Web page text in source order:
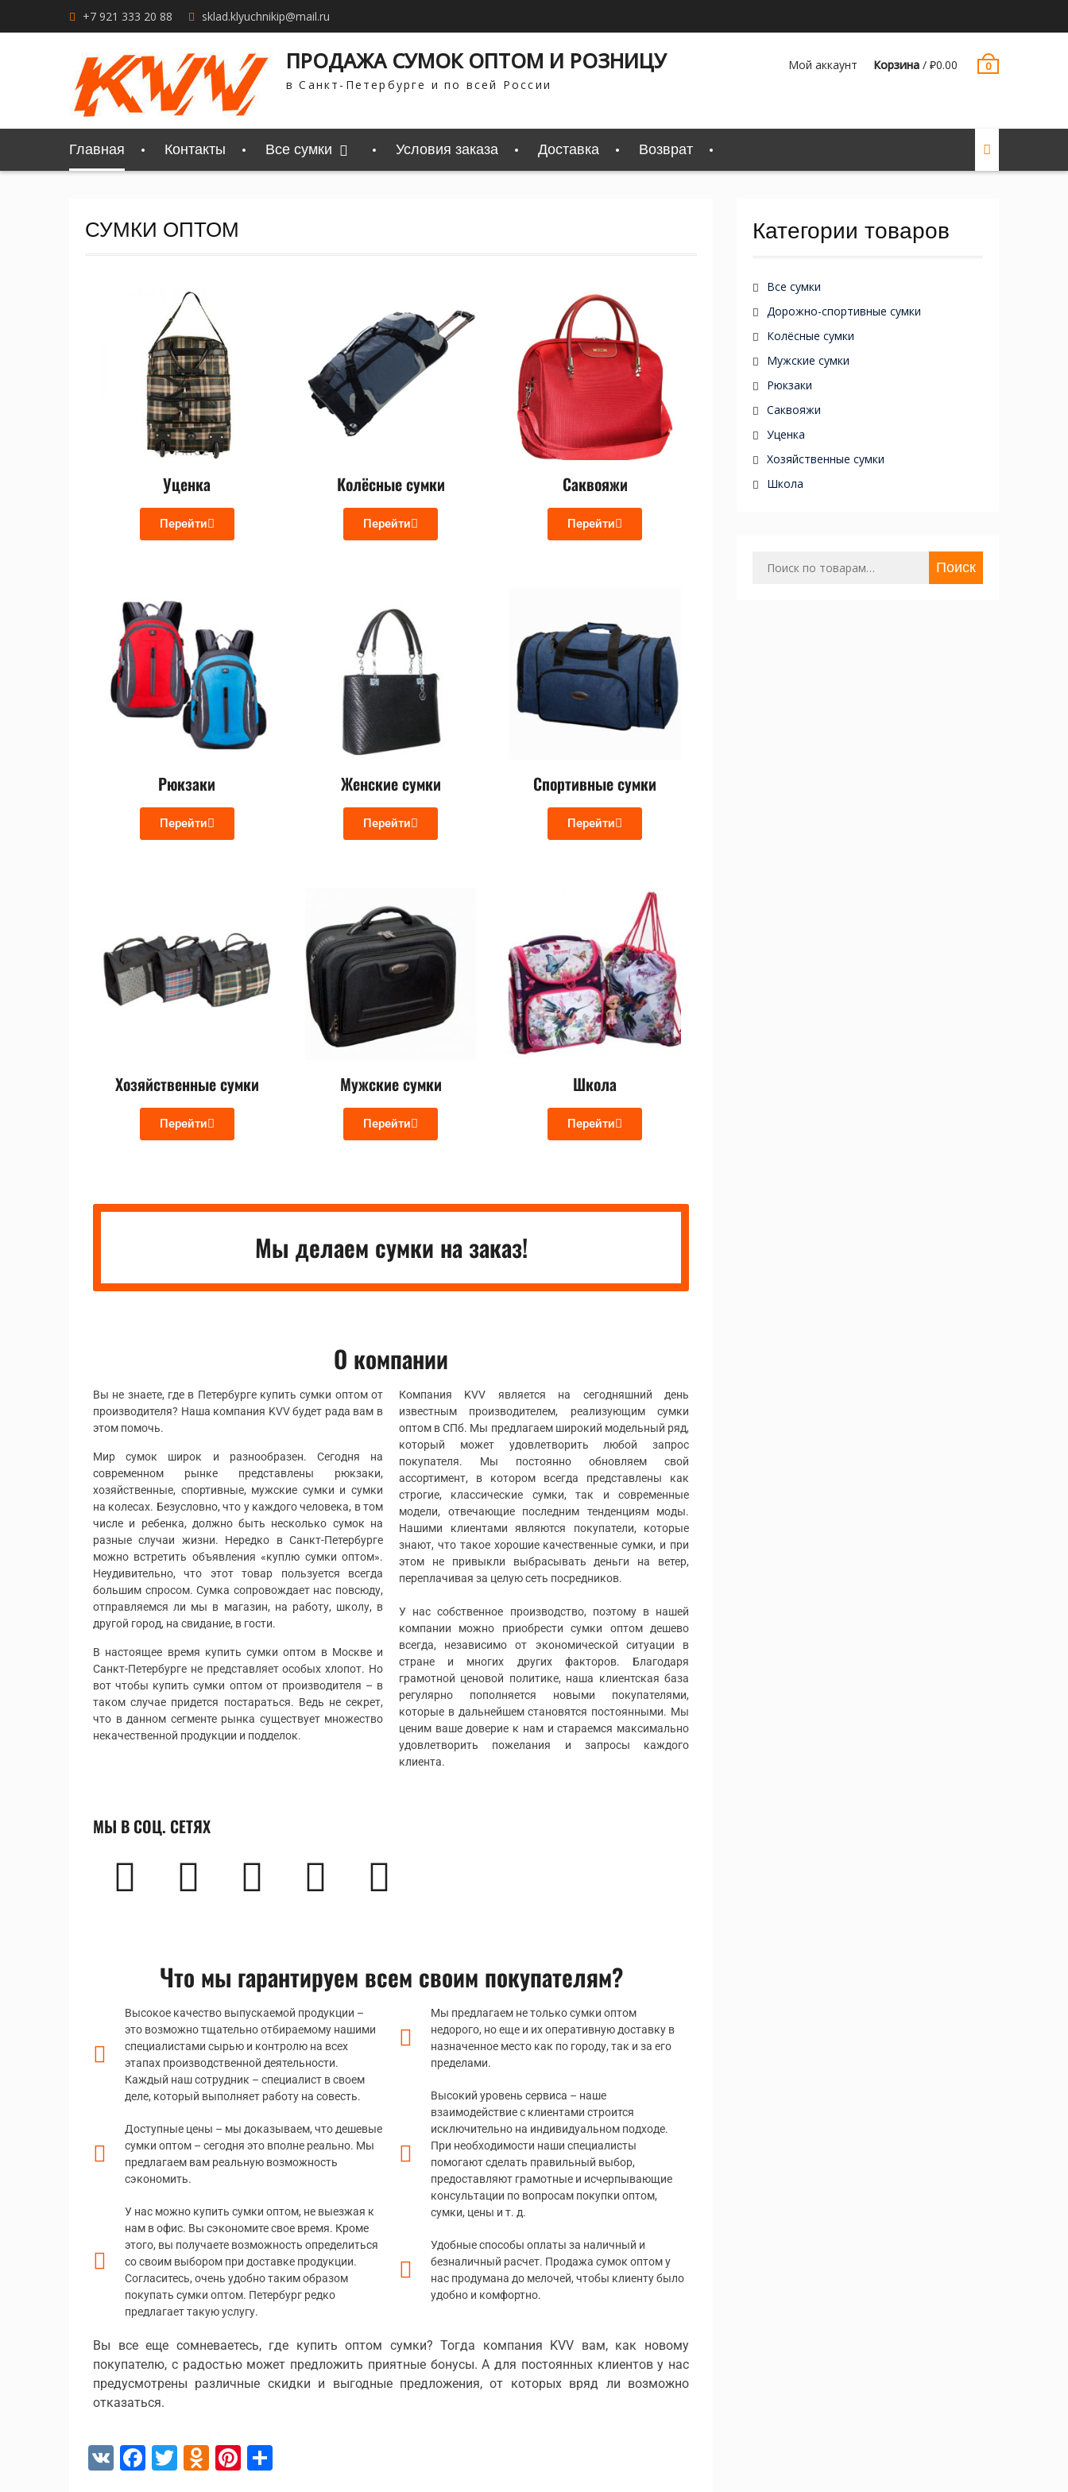
+7 921 333 20 88 sklad.klyuchnikip@mail.ru
ПРОДАЖА СУМОК ОПТОМ И РОЗНИЦУ
в Санкт-Петербурге и по всей России
Мой аккаунт Корзина / ₽0.00 0
Главная Контакты Все сумки Условия заказа Доставка Возврат
СУМКИ ОПТОМ
Уценка
Перейти
Колёсные сумки
Перейти
Саквояжи
Перейти
Рюкзаки
Перейти
Женские сумки
Перейти
Спортивные сумки
Перейти
Хозяйственные сумки
Перейти
Мужские сумки
Перейти
Школа
Перейти
Мы делаем сумки на заказ!
О компании
Вы не знаете, где в Петербурге купить сумки оптом от
производителя? Наша компания KVV будет рада вам в
этом помочь.
Мир сумок широк и разнообразен. Сегодня на
современном рынке представлены рюкзаки,
хозяйственные, спортивные, мужские сумки и сумки
на колесах. Безусловно, что у каждого человека, в том
числе и ребенка, должно быть несколько сумок на
разные случаи жизни. Нередко в Санкт-Петербурге
можно встретить объявления «куплю сумки оптом».
Неудивительно, что этот товар пользуется всегда
большим спросом. Сумка сопровождает нас повсюду,
отправляемся ли мы в магазин, на работу, школу, в
другой город, на свидание, в гости.
В настоящее время купить сумки оптом в Москве и
Санкт-Петербурге не представляет особых хлопот. Но
вот чтобы купить сумки оптом от производителя – в
таком случае придется постараться. Ведь не секрет,
что в данном сегменте рынка существует множество
некачественной продукции и подделок.
Компания KVV является на сегодняшний день
известным производителем, реализующим сумки
оптом в СПб. Мы предлагаем широкий модельный ряд,
который может удовлетворить любой запрос
покупателя. Мы постоянно обновляем свой
ассортимент, в котором всегда представлены как
строгие, классические сумки, так и современные
модели, отвечающие последним тенденциям моды.
Нашими клиентами являются покупатели, которые
знают, что такое хорошие качественные сумки, и при
этом не привыкли выбрасывать деньги на ветер,
переплачивая за целую сеть посредников.
У нас собственное производство, поэтому в нашей
компании можно приобрести сумки оптом дешево
всегда, независимо от экономической ситуации в
стране и многих других факторов. Благодаря
грамотной ценовой политике, наша клиентская база
регулярно пополняется новыми покупателями,
которые в дальнейшем становятся постоянными. Мы
ценим ваше доверие к нам и стараемся максимально
удовлетворить пожелания и запросы каждого
клиента.
МЫ В СОЦ. СЕТЯХ
Что мы гарантируем всем своим покупателям?
Высокое качество выпускаемой продукции –
это возможно тщательно отбираемому нашими
специалистами сырью и контролю на всех
этапах производственной деятельности.
Каждый наш сотрудник – специалист в своем
деле, который выполняет работу на совесть.
Доступные цены – мы доказываем, что дешевые
сумки оптом – сегодня это вполне реально. Мы
предлагаем вам реальную возможность
сэкономить.
У нас можно купить сумки оптом, не выезжая к
нам в офис. Вы сэкономите свое время. Кроме
этого, вы получаете возможность определиться
со своим выбором при доставке продукции.
Согласитесь, очень удобно таким образом
покупать сумки оптом. Петербург редко
предлагает такую услугу.
Мы предлагаем не только сумки оптом
недорого, но еще и их оперативную доставку в
назначенное место как по городу, так и за его
пределами.
Высокий уровень сервиса – наше
взаимодействие с клиентами строится
исключительно на индивидуальном подходе.
При необходимости наши специалисты
помогают сделать правильный выбор,
предоставляют грамотные и исчерпывающие
консультации по вопросам покупки оптом,
сумки, цены и т. д.
Удобные способы оплаты за наличный и
безналичный расчет. Продажа сумок оптом у
нас продумана до мелочей, чтобы клиенту было
удобно и комфортно.
Вы все еще сомневаетесь, где купить оптом сумки? Тогда компания KVV вам, как новому
покупателю, с радостью может предложить приятные бонусы. А для постоянных клиентов у нас
предусмотрены различные скидки и выгодные предложения, от которых вряд ли возможно
отказаться.
V F T O Pi
Категории товаров
Все сумки
Дорожно-спортивные сумки
Колёсные сумки
Мужские сумки
Рюкзаки
Саквояжи
Уценка
Хозяйственные сумки
Школа
Поиск